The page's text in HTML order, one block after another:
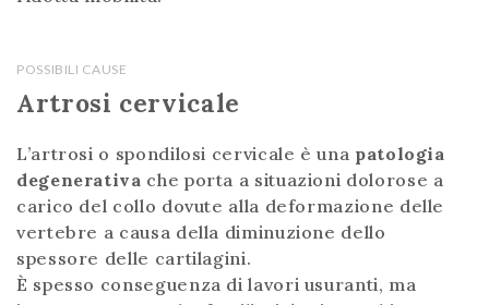
POSSIBILI CAUSE
Artrosi cervicale
L’artrosi o spondilosi cervicale è una patologia
degenerativa che porta a situazioni dolorose a
carico del collo dovute alla deformazione delle
vertebre a causa della diminuzione dello
spessore delle cartilagini.
È spesso conseguenza di lavori usuranti, ma